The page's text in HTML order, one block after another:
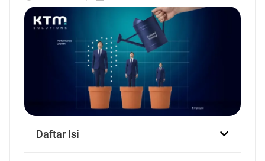
Daftar Isi